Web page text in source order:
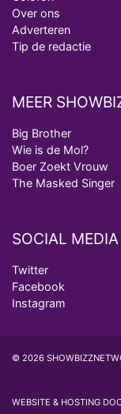
Over ons
Adverteren
Tip de redactie
MEER
Big Brother
Wie is de Mol?
Boer Zoekt Vrouw
The Masked Singer
SOCIAL MEDIA
Twitter
Facebook
Instagram
© 2026
WEBSITE & HOSTING